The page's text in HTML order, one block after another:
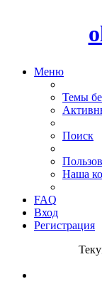
Меню
Темы
Поиск
Наша
FAQ
Вход
Регистрация